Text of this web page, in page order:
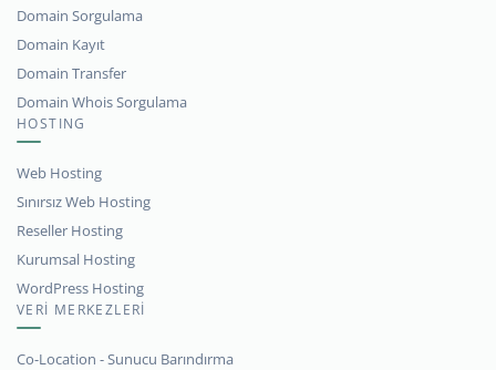
Domain Sorgulama
Domain Kayıt
Domain Transfer
Domain Whois Sorgulama
HOSTING
Web Hosting
Sınırsız Web Hosting
Reseller Hosting
Kurumsal Hosting
WordPress Hosting
VERİ MERKEZLERİ
Co-Location - Sunucu Barındırma